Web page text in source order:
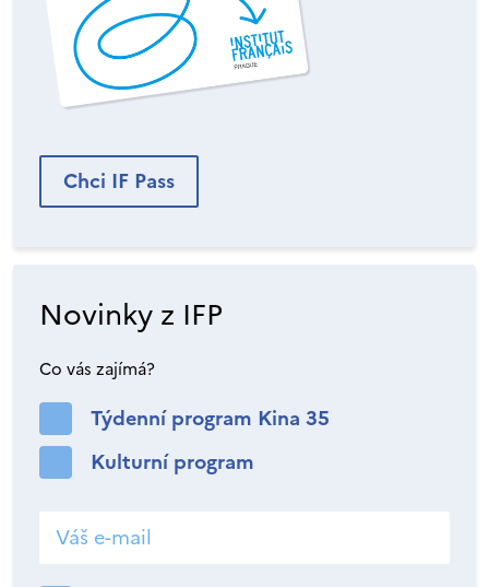
Chci IF Pass
Novinky z IFP
Co vás zajímá?
Týdenní program Kina 35
Kulturní program